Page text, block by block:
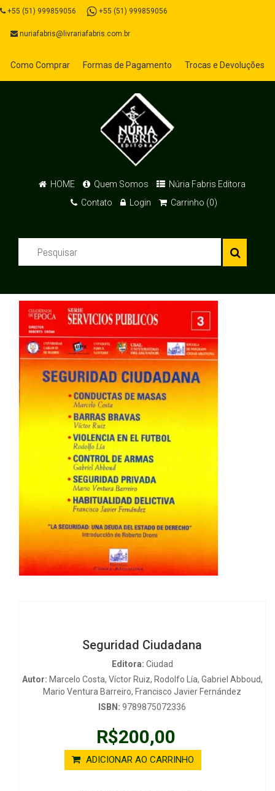
+55 (51) 999859056 +55 (51) 999859056
nuriafabris@livrariafabris.com.br
Como Comprar Formas de Pagamento Trocas e Devoluções
HOME Quem Somos
Núria Fabris Editora
Contato
Login Carrinho (0)
Seguridad Ciudadana
Editora: Ciudad
Autor: Marcelo Costa, Víctor Ruiz, Rodolfo Lía, Gabriel Abboud,
Mario Ventura Barreiro, Francisco Javier Fernández
ISBN: 9789875072336
R$200,00
ADICIONAR AO CARRINHO